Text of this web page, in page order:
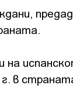
на
в